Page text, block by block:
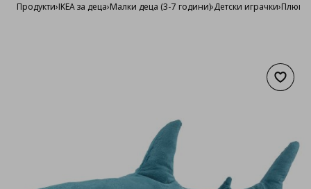
Продукти›IKEA за деца›Малки деца (3-7 години)›Детски играчки›